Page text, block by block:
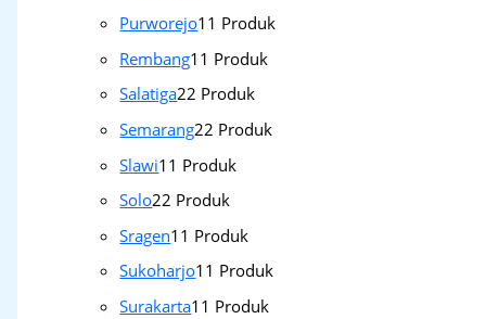
Purworejo1 1 Produk
Rembang1 1 Produk
Salatiga22 Produk
Semarang22 Produk
Slawi1 1 Produk
Solo22 Produk
Sragen1 1 Produk
Sukoharjo1 1 Produk
Surakarta1 1 Produk